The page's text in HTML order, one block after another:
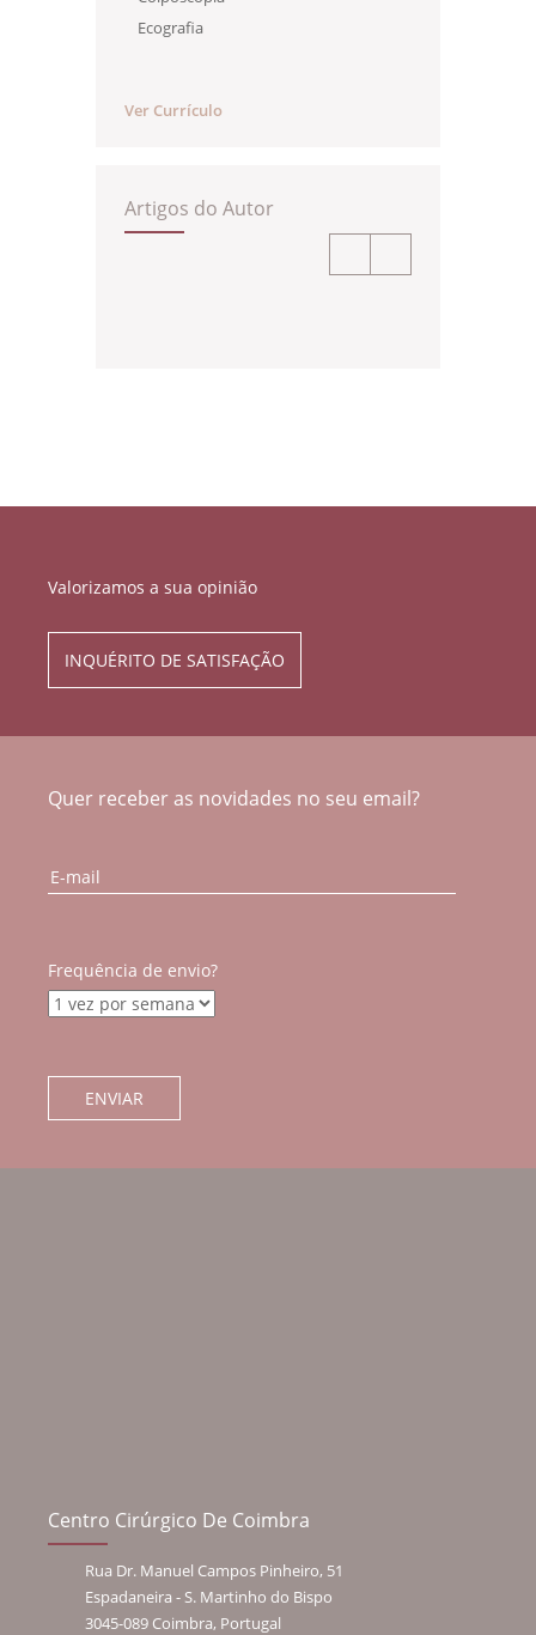
Ecografia
Ver Currículo
Artigos do Autor
Valorizamos a sua opinião
INQUÉRITO DE SATISFAÇÃO
Quer receber as novidades no seu email?
Frequência de envio?
Centro Cirúrgico De Coimbra
Rua Dr. Manuel Campos Pinheiro, 51
Espadaneira - S. Martinho do Bispo
3045-089 Coimbra, Portugal